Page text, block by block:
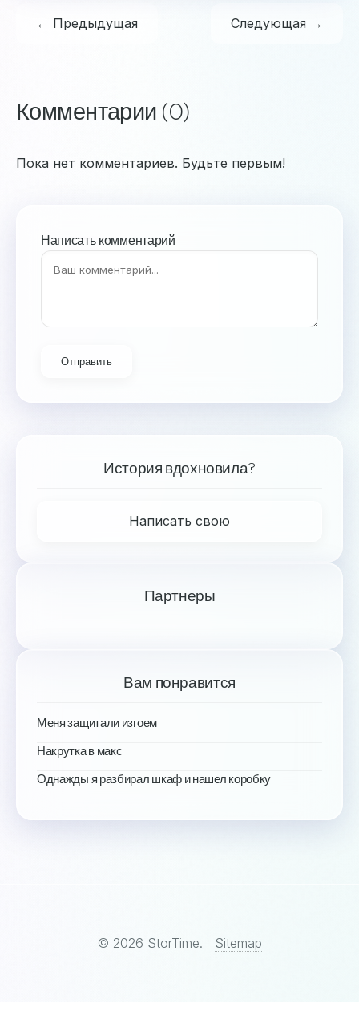
← Предыдущая Следующая →
Комментарии (0)
Пока нет комментариев. Будьте первым!
Написать комментарий
Отправить
История вдохновила?
Написать свою
Партнеры
Вам понравится
Меня защитали изгоем
Накрутка в макс
Однажды я разбирал шкаф и нашел коробку
© 2026 StorTime. Sitemap